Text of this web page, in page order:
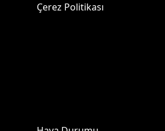
Çerez Politikası